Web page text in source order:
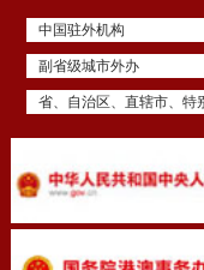
中国驻外机构
副省级城市外办
省、自治区、直辖市、特